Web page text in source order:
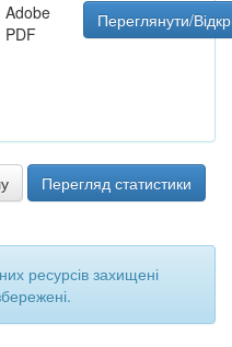
Adobe
PDF
Переглянути/
Перегляд статистики
ресурсів захищені